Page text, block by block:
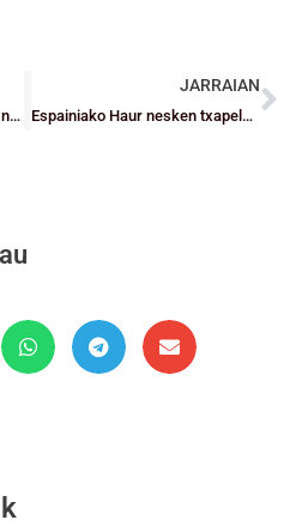
Bizkaiko saskibaloiaren festa nagusia, datorren asteko ostegunean, hilaren 16an
JARRAIAN
Espainiako Haur nesken txapelketa: Gernika Txiki, Celta garaitu ezinik (60-41)